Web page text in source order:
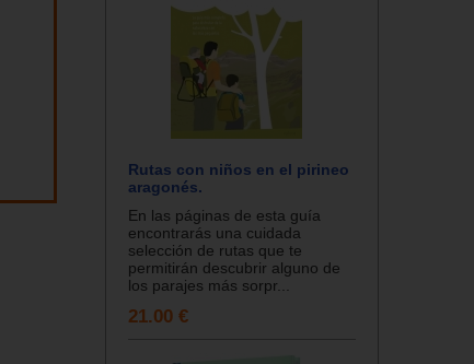
Rutas con niños en el pirineo
aragonés.
En las páginas de esta guía
encontrarás una cuidada
selección de rutas que te
permitirán descubrir alguno de
los parajes más sorpr...
21.00 €